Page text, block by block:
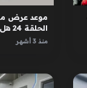
موعد عرض
واسبورجا
منذ 3 أشهر